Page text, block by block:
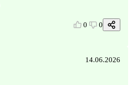
0 0
14.06.2026